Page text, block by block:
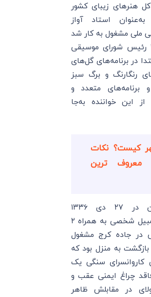
هنرهای زیبای کشور
استاد آواز
ملی مشغول به کار شد
و در سال ۱۳۳۴ رئیس شورای موسیقی
در برنامه‌های گل‌های
رنگارنگ و برگ سبز
متعدد و
از این خواننده به‌جا
کیست؟ نکات
ترین
غلامحسین بنان در ۲۷ دی ۱۳۳۶
خورشیدی با اتومبیل شخصی به همراه ۲
در جاده کرج مشغول
بازگشت به منزل بود که
کاروانسرای سنگی یک
چراغ ایمنی عقب و
در مقابلش ظاهر